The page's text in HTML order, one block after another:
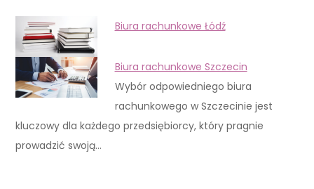
Biura rachunkowe Łódź
Biura rachunkowe Szczecin
Wybór odpowiedniego biura
rachunkowego w Szczecinie jest
kluczowy dla każdego przedsiębiorcy, który pragnie
prowadzić swoją…